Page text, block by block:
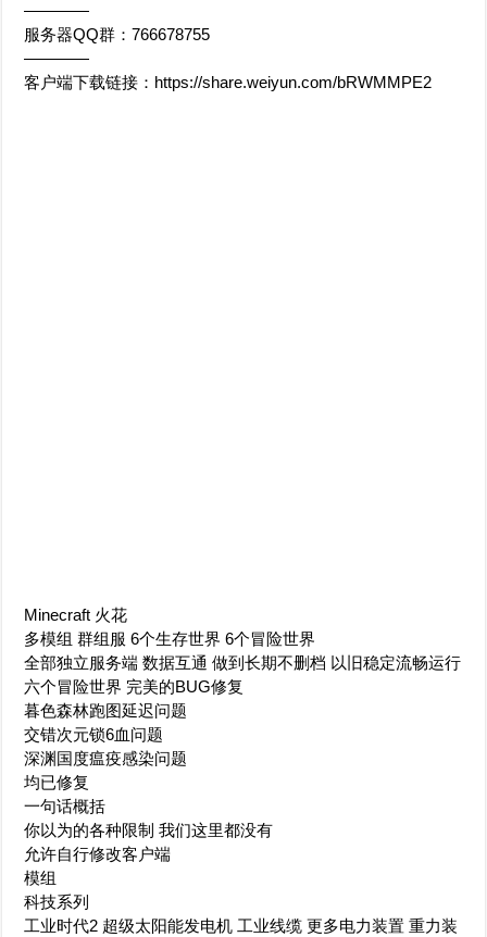
————
服务器QQ群：766678755
————
客户端下载链接：https://share.weiyun.com/bRWMMPE2
Minecraft 火花
多模组 群组服 6个生存世界 6个冒险世界
全部独立服务端 数据互通 做到长期不删档 以旧稳定流畅运行
六个冒险世界 完美的BUG修复
暮色森林跑图延迟问题
交错次元锁6血问题
深渊国度瘟疫感染问题
均已修复
一句话概括
你以为的各种限制 我们这里都没有
允许自行修改客户端
模组
科技系列
工业时代2 超级太阳能发电机 工业线缆 更多电力装置 重力装